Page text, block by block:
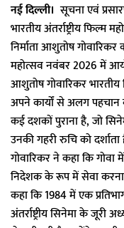
नई दिल्ली।सूचना एवं
भारतीय अंतर्राष्ट्रीय
निर्माता आशुतोष
महोत्सव नवंबर 2026 में
आशुतोष गोवारिकर भारतीय
अपने कार्यों से अलग
कई दशकों पुराना है, जो
उनकी गहरी रुचि को दर्शाता
गोवारिकर ने कहा कि गोवा
निदेशक के रूप में सेवा करना
कहा कि 1984 में एक
अंतर्राष्ट्रीय सिनेमा के जूरी